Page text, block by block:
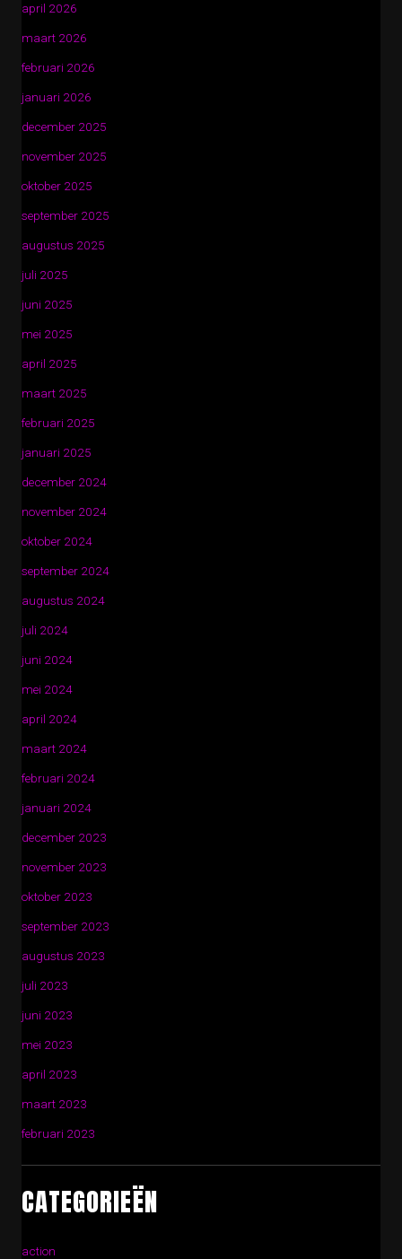
april 2026
maart 2026
februari 2026
januari 2026
december 2025
november 2025
oktober 2025
september 2025
augustus 2025
juli 2025
juni 2025
mei 2025
april 2025
maart 2025
februari 2025
januari 2025
december 2024
november 2024
oktober 2024
september 2024
augustus 2024
juli 2024
juni 2024
mei 2024
april 2024
maart 2024
februari 2024
januari 2024
december 2023
november 2023
oktober 2023
september 2023
augustus 2023
juli 2023
juni 2023
mei 2023
april 2023
maart 2023
februari 2023
CATEGORIEËN
action